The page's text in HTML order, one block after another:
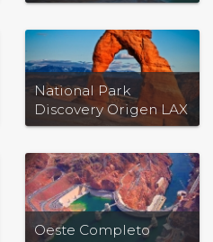
National Park
Discovery Origen LAX
Oeste Completo